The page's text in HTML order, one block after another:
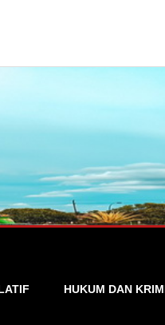
Cepat, dan Terpercaya
HUKUM DAN